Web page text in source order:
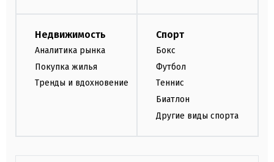
Недвижимость
Аналитика рынка
Покупка жилья
Тренды и вдохновение
Спорт
Бокс
Футбол
Теннис
Биатлон
Другие виды спорта